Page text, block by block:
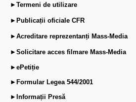
►Termeni de utilizare
►Publicații oficiale CFR
►Acreditare reprezentanți Mass-Media
►Solicitare acces filmare Mass-Media
►ePetiție
►Formular Legea 544/2001
►Informații Presă